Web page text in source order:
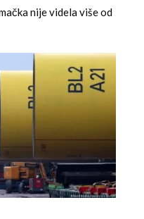
nije videla više od